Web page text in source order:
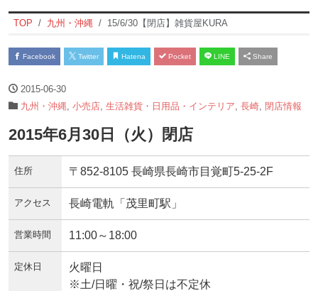
TOP 九州・沖縄 15/6/30【閉店】雑貨屋KURA
Facebook Twitter Hatena Pocket LINE Share
2015-06-30
九州・沖縄 小売店 生活雑貨・日用品・インテリア 長崎 閉店情報
2015年6月30日（火）閉店
住所 〒852-8105 長崎県長崎市目覚町5-25-2F
アクセス 長崎電軌「茂里町駅」
営業時間 11:00～18:00
定休日
火曜日
※土/日曜・祝/祭日は不定休